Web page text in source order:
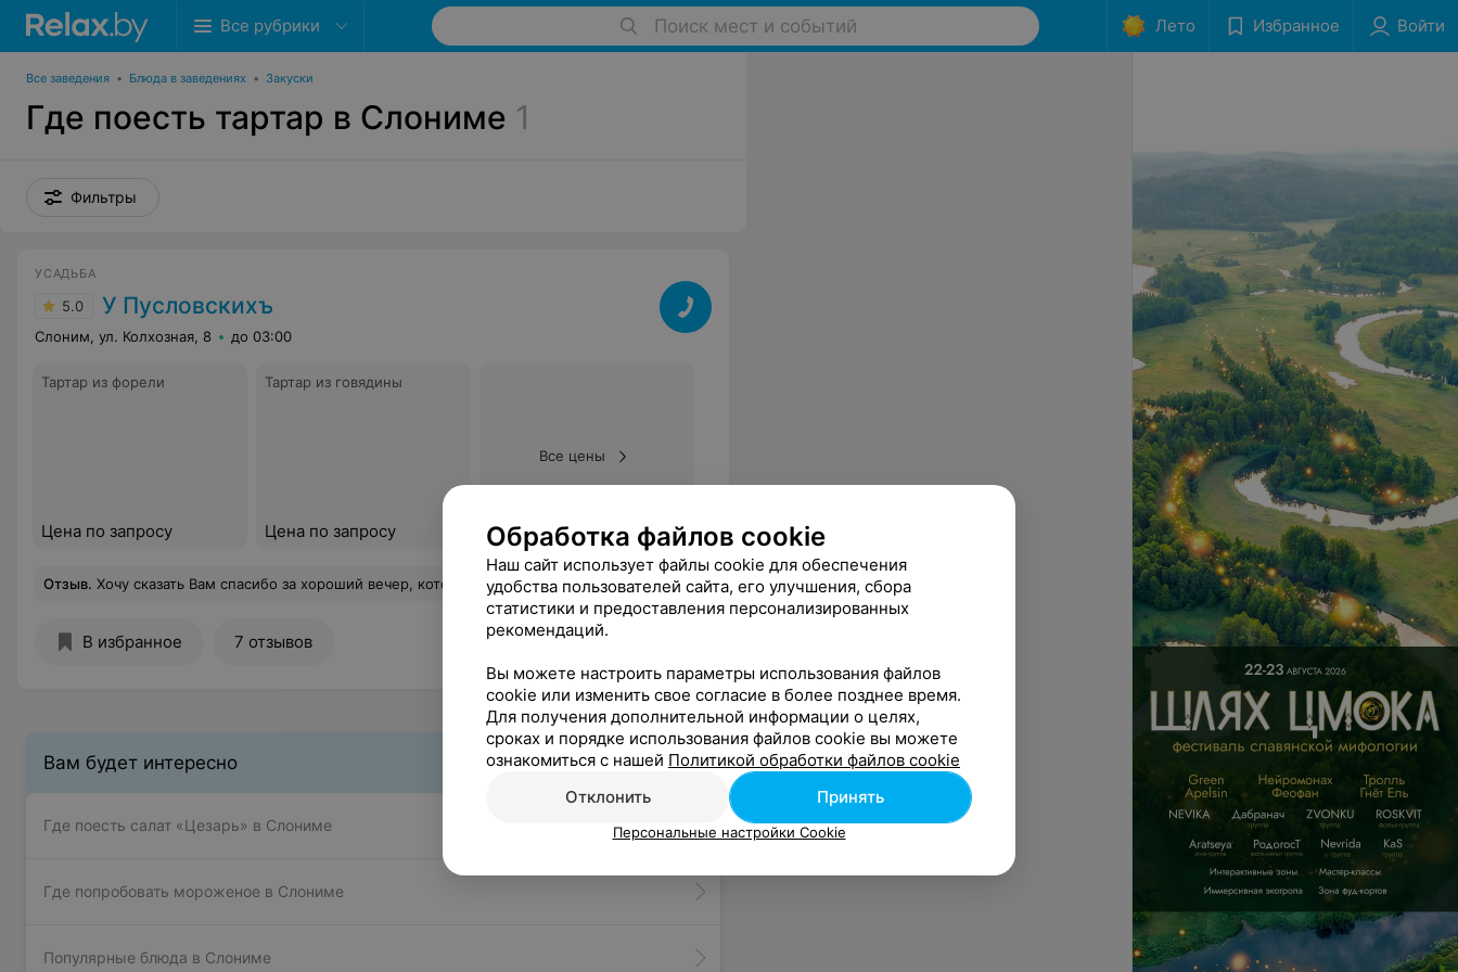
Все рубрики Поиск мест и событий Лето Избранное Войти
Все заведения • Блюда в заведениях • Закуски
Где поесть тартар в Слониме 1
Фильтры
УСАДЬБА
5.0 У Пусловскихъ
Слоним, ул. Колхозная, 8 до 03:00
Тартар из форели
Цена по запросу
Тартар из говядины
Цена по запросу
Все цены
Отзыв. Хочу сказать Вам спасибо за хороший вечер, который мы провели в ресторане «У Пусловских». Кухня очень вкусная и сытная, все гости остались довольны; интерьер впечатлил, все аккуратно, чисто, красиво. Было приятно услышать в Слониме в ресторане скрипку. Мама была под впечатлением несколько дней от услышенной игры. Желаем Вам успехов, процветания и держать планку на уровне! С большим удовольствием придём ещё раз в Ваш ресторан! И будем Вас советовать Еще
В избранное 7 отзывов
Вам будет интересно
Где поесть салат «Цезарь» в Слониме
Где попробовать мороженое в Слониме
Популярные блюда в Слониме
Обработка файлов cookie
Наш сайт использует файлы cookie для обеспечения
удобства пользователей сайта, его улучшения, сбора
статистики и предоставления персонализированных
рекомендаций.
Вы можете настроить параметры использования файлов
cookie или изменить свое согласие в более позднее время.
Для получения дополнительной информации о целях,
сроках и порядке использования файлов cookie вы можете
ознакомиться с нашей Политикой обработки файлов cookie
Отклонить
Принять
Персональные настройки Cookie